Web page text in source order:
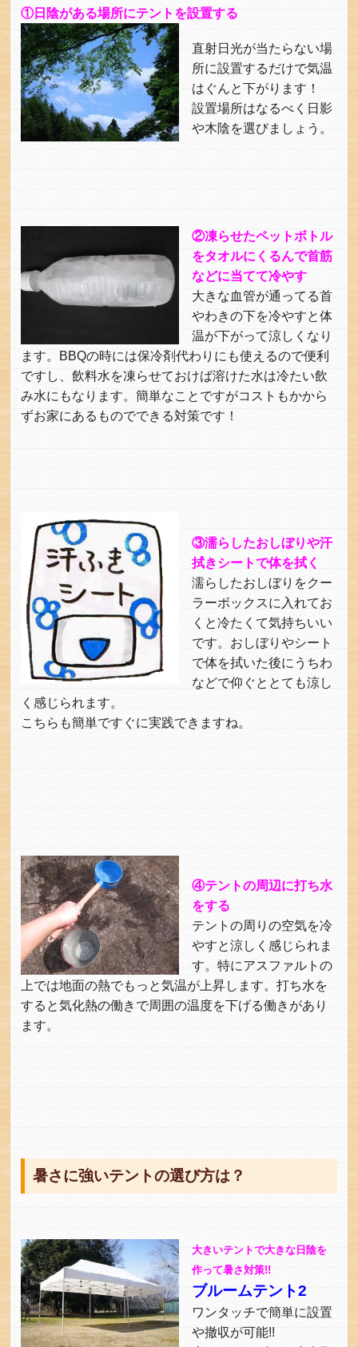
①日陰がある場所にテントを設置する
直射日光が当たらない場
所に設置するだけで気温
はぐんと下がります！
設置場所はなるべく日影
や木陰を選びましょう。
②凍らせたペットボトル
をタオルにくるんで首筋
などに当てて冷やす
大きな血管が通ってる首
やわきの下を冷やすと体
温が下がって涼しくなり
ます。BBQの時には保冷剤代わりにも使えるので便利
ですし、飲料水を凍らせておけば溶けた水は冷たい飲
み水にもなります。簡単なことですがコストもかから
ずお家にあるものでできる対策です！
③濡らしたおしぼりや汗
拭きシートで体を拭く
濡らしたおしぼりをクー
ラーボックスに入れてお
くと冷たくて気持ちいい
です。おしぼりやシート
で体を拭いた後にうちわ
などで仰ぐととても涼し
く感じられます。
こちらも簡単ですぐに実践できますね。
④テントの周辺に打ち水
をする
テントの周りの空気を冷
やすと涼しく感じられま
す。特にアスファルトの
上では地面の熱でもっと気温が上昇します。打ち水を
すると気化熱の働きで周囲の温度を下げる働きがあり
ます。
暑さに強いテントの選び方は？
大きいテントで大きな日陰を
作って暑さ対策!!
ブルームテント2
ワンタッチで簡単に設置
や撤収が可能!!